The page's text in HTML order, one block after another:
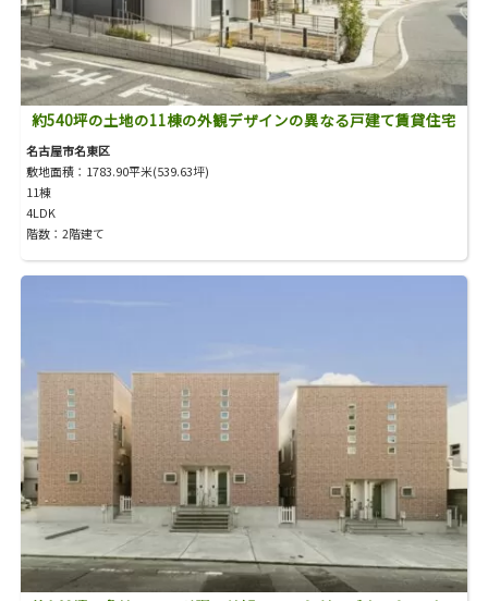
約540坪の土地の11棟の外観デザインの異なる戸建て賃貸住宅
名古屋市名東区
敷地面積：1783.90平米(539.63坪)
11棟
4LDK
階数：2階建て